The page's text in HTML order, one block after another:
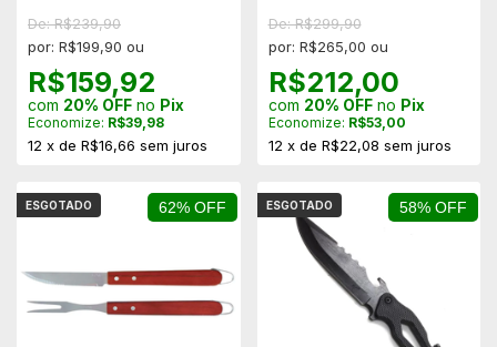
De: R$239,90
por: R$199,90 ou
R$159,92
com 20% OFF no Pix
Economize: R$39,98
12 x de R$16,66 sem juros
De: R$299,90
por: R$265,00 ou
R$212,00
com 20% OFFno Pix
Economize: R$53,00
12 x de R$22,08 sem juros
62% OFF
ESGOTADO 58% OFF
ESGOTADO